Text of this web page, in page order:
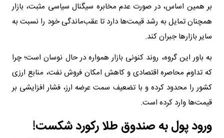
بر همین اساس، در صورت عدم مخابره سیگنال سیاسی مثبت، بازار
همچنان تمایل به رشد قیمت‌ها دارد تا عقب‌ماندگی خود را نسبت به
سایر بازارها جبران کند.
به باور این گروه،‌ روند کنونی بازار همواره در حال نوسان است؛ چرا
که تداوم محاصره اقتصادی و کاهش امکان فروش نفت، منابع ارزی
کشور را محدود کرده و با تضعیف سمت عرضه ارز، فشار افزایشی بر
قیمت‌ها وارد کرده است.
ورود پول به صندوق طلا رکورد شکست!